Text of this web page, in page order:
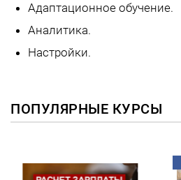
Адаптационное обучение.
Аналитика.
Настройки.
ПОПУЛЯРНЫЕ КУРСЫ